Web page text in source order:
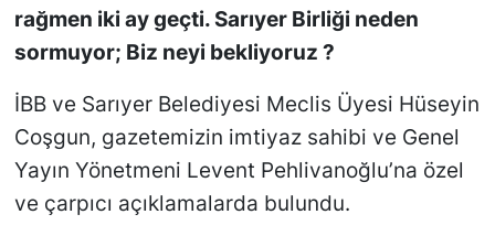
rağmen iki ay geçti. Sarıyer Birliği neden
sormuyor; Biz neyi bekliyoruz ?
İBB ve Sarıyer Belediyesi Meclis Üyesi Hüseyin
Coşgun, gazetemizin imtiyaz sahibi ve Genel
Yayın Yönetmeni Levent Pehlivanoğlu’na özel
ve çarpıcı açıklamalarda bulundu.